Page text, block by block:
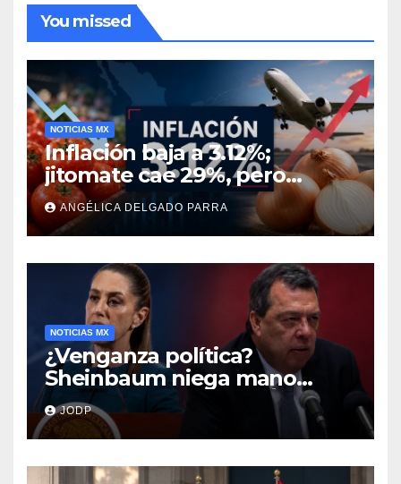
You missed
NOTICIAS MX
Inflación baja a 3.12%;
jitomate cae 29%, pero
cebolla y vuelos se
encarecen
ANGÉLICA DELGADO PARRA
NOTICIAS MX
¿Venganza política?
Sheinbaum niega mano
negra en captura de Ángel
Aguirre
JODP